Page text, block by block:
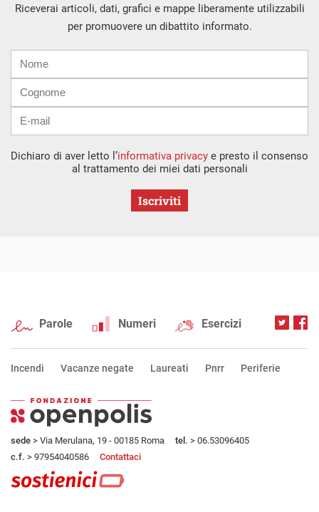
Riceverai articoli, dati, grafici e mappe liberamente utilizzabili
per promuovere un dibattito informato.
mail
Dichiaro di aver letto l’informativa privacy e presto il consenso
al trattamento dei miei dati personali
Iscriviti
Parole Numeri Esercizi
Incendi Vacanze negate Laureati Pnrr Periferie
sede > Via Merulana, 19 - 00185 Roma tel. > 06.53096405
c.f. > 97954040586 Contattaci